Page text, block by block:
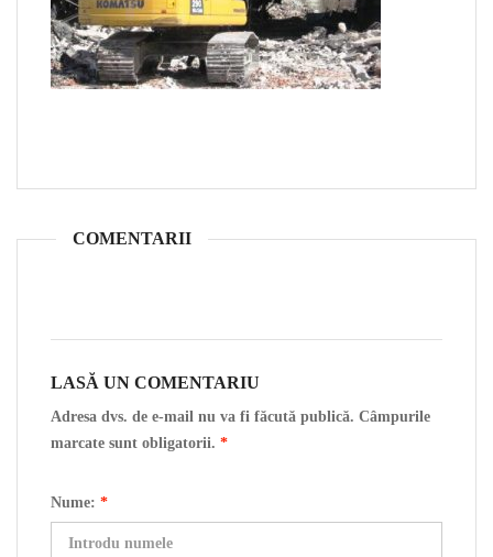
COMENTARII
LASĂ UN COMENTARIU
Adresa dvs. de e-mail nu va fi făcută publică. Câmpurile
marcate sunt obligatorii. *
Nume: *